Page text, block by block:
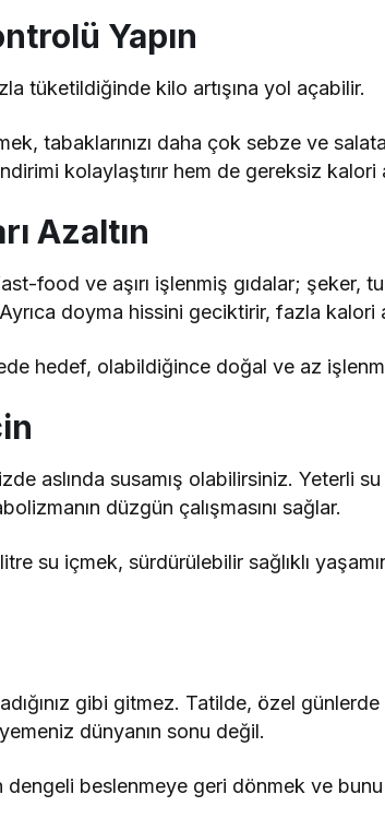
Yapın
tüketildiğinde kilo artışına yol açabilir.
tabaklarınızı daha çok sebze ve
kolaylaştırır hem de gereksiz kalori
Azaltın
food ve aşırı işlenmiş gıdalar; şeker,
doyma hissini geciktirir, fazla kalori
hedef, olabildiğince doğal ve az
aslında susamış olabilirsiniz. Yeterli
düzgün çalışmasını sağlar.
su içmek, sürdürülebilir sağlıklı
gibi gitmez. Tatilde, özel
dünyanın sonu değil.
dengeli beslenmeye geri dönmek ve